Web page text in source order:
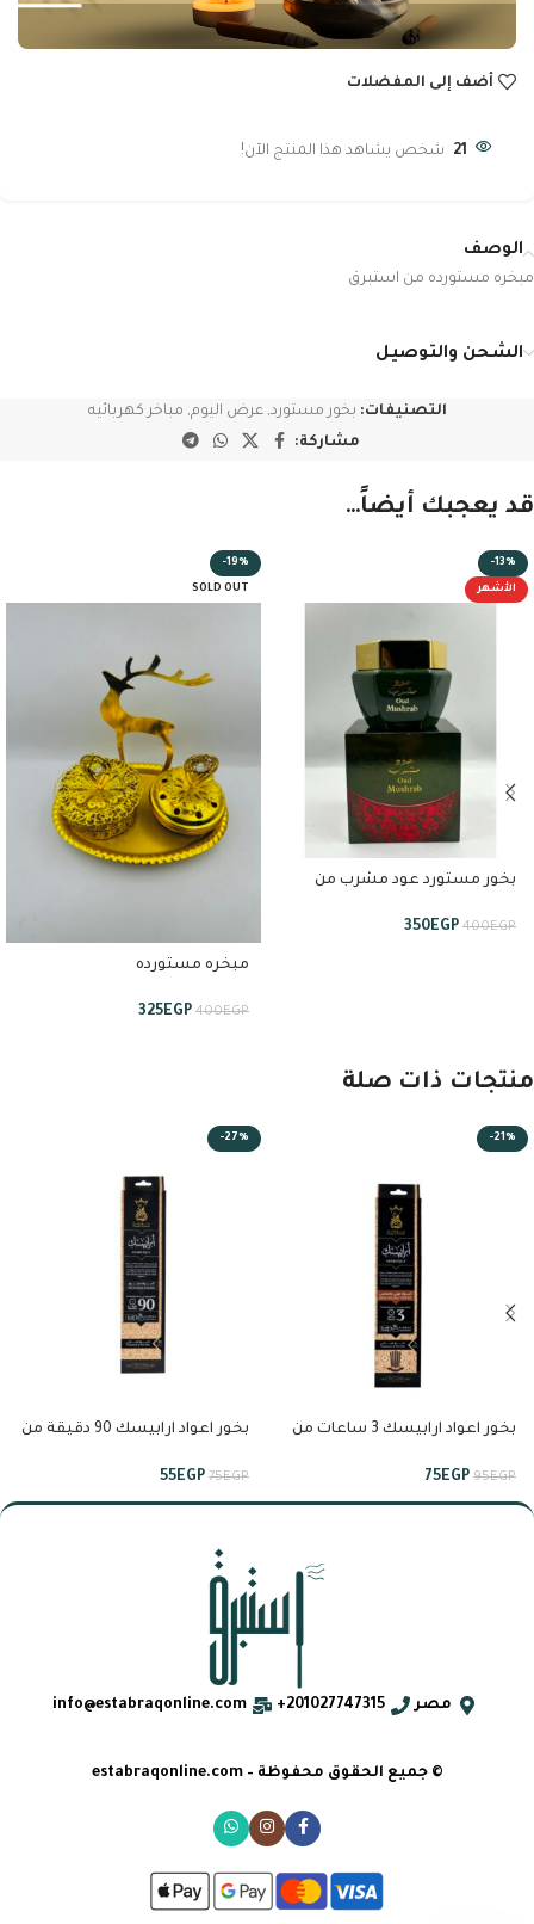
أضف إلى المفضلات
21 شخص يشاهد هذا المنتج الآن!
الوصف
مبخره مستورده من استبرق
الشحن والتوصيل
التصنيفات: بخور مستورد, عرض اليوم, مباخر كهربائيه
مشاركة:
قد يعجبك أيضاً…
-13%
الأشهر
بخور مستورد عود مشرب من
400EGP
350EGP
-19%
SOLD OUT
مبخره مستورده
400EGP
325EGP
منتجات ذات صلة
-21%
بخور اعواد ارابيسك 3 ساعات من
95EGP
75EGP
-27%
بخور اعواد ارابيسك 90 دقيقة من
75EGP
55EGP
مصر 201027747315+
info@estabraqonline.com
© جميع الحقوق محفوظة – estabraqonline.com